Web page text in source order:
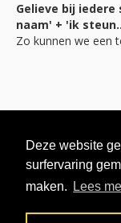
Deze website
surfervaring
maken.
Lees
Gelieve bij
naam' + 'ik
Zo kunnen we een